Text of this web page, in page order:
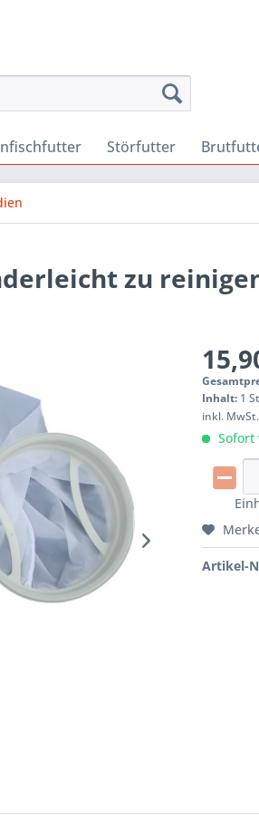
Störfutter
zu
Inhalt: 1
inkl.
Sofort
Artikel-